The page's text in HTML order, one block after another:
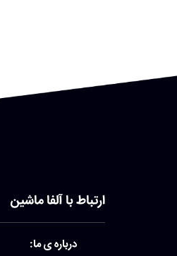
ارتباط با آلفا ماشین
درباره ی ما: